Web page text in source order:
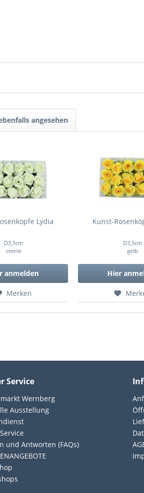
angesehen
Lydia
D3,5cm
creme
anmelden
Merken
Kunst-
D3,5cm
gelb
Hier
Service
Wernberg
Ausstellung
und Antworten (FAQs)